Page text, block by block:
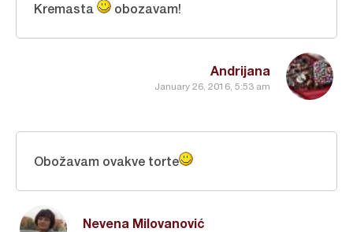
Andrijana
January 26, 2016, 5:53 am
Kremasta obozavam!
Nevena Milovanović
Obožavam ovakve torte